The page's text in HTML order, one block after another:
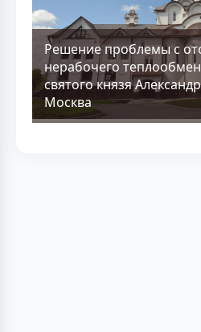
Решение проблемы с
нерабочего
святого князя
Москва